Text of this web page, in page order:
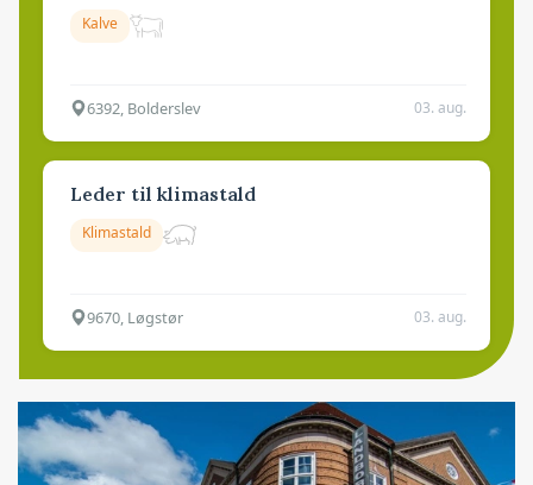
Kalve
6392, Bolderslev 03. aug.
Leder til klimastald
Klimastald
9670, Løgstør 03. aug.